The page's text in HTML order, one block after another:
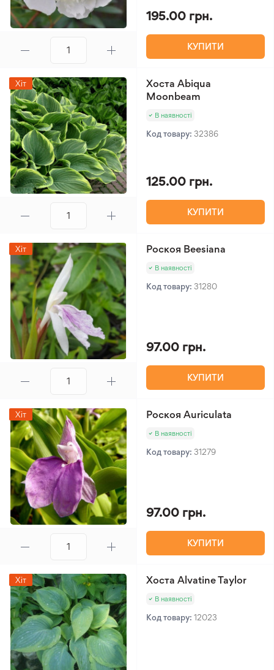
195.00 грн.
КУПИТИ
Хіт
Хоста Abiqua
Moonbeam
В наявності
Код товару: 32386
125.00 грн.
КУПИТИ
Хіт Роскоя Beesiana
В наявності
Код товару: 31280
97.00 грн.
КУПИТИ
Хіт Роскоя Auriculata
В наявності
Код товару: 31279
97.00 грн.
КУПИТИ
Хіт Хоста Alvatine Taylor
В наявності
Код товару: 12023